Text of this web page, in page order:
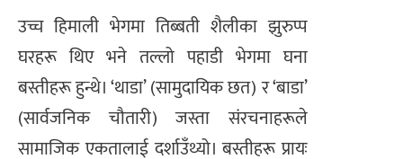
उच्च हिमाली भेगमा तिब्बती शैलीका झुरुप्प
घरहरू थिए भने तल्लो पहाडी भेगमा घना
बस्तीहरू हुन्थे। ‘थाडा’ (सामुदायिक छत) र ‘बाडा’
(सार्वजनिक चौतारी) जस्ता संरचनाहरूले
सामाजिक एकतालाई दर्शाउँथ्यो। बस्तीहरू प्रायः